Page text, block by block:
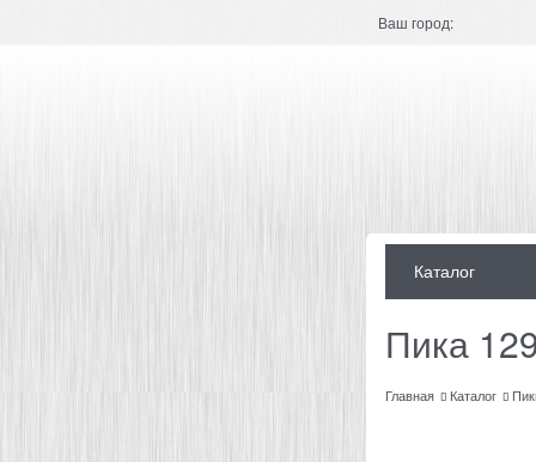
Ваш город:
Каталог
Пика
Главная Каталог